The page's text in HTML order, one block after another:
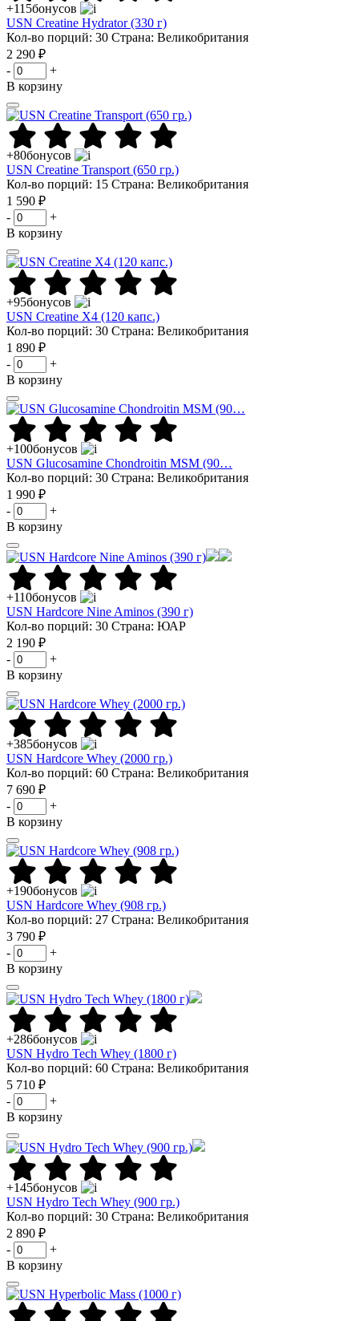
+115бонусов
USN Creatine Hydrator (330 г)
Кол-во порций: 30 Страна: Великобритания
2 290 ₽
-
+
В корзину
+80бонусов
USN Creatine Transport (650 гр.)
Кол-во порций: 15 Страна: Великобритания
1 590 ₽
-
+
В корзину
+95бонусов
USN Creatine X4 (120 капс.)
Кол-во порций: 30 Страна: Великобритания
1 890 ₽
-
+
В корзину
+100бонусов
USN Glucosamine Chondroitin MSM (90…
Кол-во порций: 30 Страна: Великобритания
1 990 ₽
-
+
В корзину
+110бонусов
USN Hardcore Nine Aminos (390 г)
Кол-во порций: 30 Страна: ЮАР
2 190 ₽
-
+
В корзину
+385бонусов
USN Hardcore Whey (2000 гр.)
Кол-во порций: 60 Страна: Великобритания
7 690 ₽
-
+
В корзину
+190бонусов
USN Hardcore Whey (908 гр.)
Кол-во порций: 27 Страна: Великобритания
3 790 ₽
-
+
В корзину
+286бонусов
USN Hydro Tech Whey (1800 г)
Кол-во порций: 60 Страна: Великобритания
5 710 ₽
-
+
В корзину
+145бонусов
USN Hydro Tech Whey (900 гр.)
Кол-во порций: 30 Страна: Великобритания
2 890 ₽
-
+
В корзину